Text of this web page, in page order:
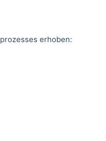
erhoben: